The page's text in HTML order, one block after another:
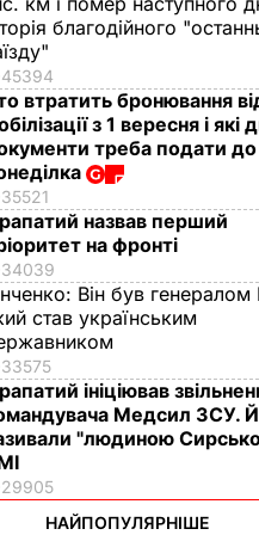
благодійного
45394
втратить бронювання
з 1 вересня і які
треба подати до
35521
назвав перший
на фронті
34039
Він був
став українським
33575
ініціював
Медсил ЗСУ.
"людиною
29905
НАЙПОПУЛЯРНІШЕ